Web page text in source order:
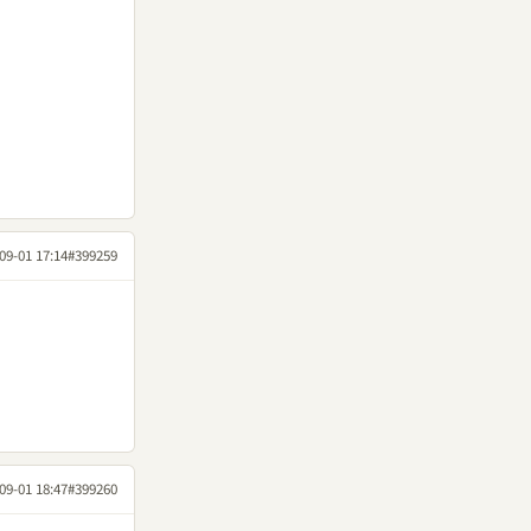
01 17:14#399259
01 18:47#399260